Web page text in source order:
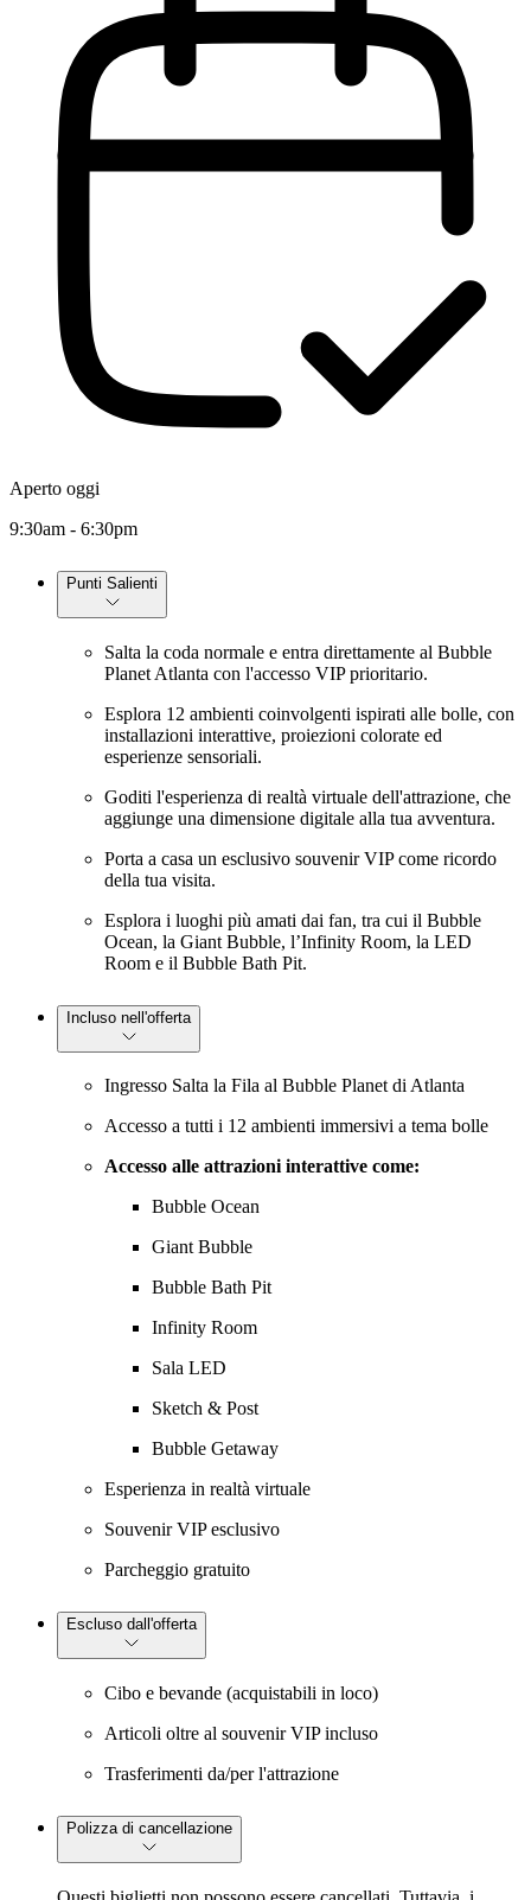
Aperto oggi
9:30am - 6:30pm
Punti Salienti
Salta la coda normale e entra direttamente al Bubble
Planet Atlanta con l'accesso VIP prioritario.
Esplora 12 ambienti coinvolgenti ispirati alle bolle, con
installazioni interattive, proiezioni colorate ed
esperienze sensoriali.
Goditi l'esperienza di realtà virtuale dell'attrazione, che
aggiunge una dimensione digitale alla tua avventura.
Porta a casa un esclusivo souvenir VIP come ricordo
della tua visita.
Esplora i luoghi più amati dai fan, tra cui il Bubble
Ocean, la Giant Bubble, l’Infinity Room, la LED
Room e il Bubble Bath Pit.
Incluso nell'offerta
Ingresso Salta la Fila al Bubble Planet di Atlanta
Accesso a tutti i 12 ambienti immersivi a tema bolle
Accesso alle attrazioni interattive come:
Bubble Ocean
Giant Bubble
Bubble Bath Pit
Infinity Room
Sala LED
Sketch & Post
Bubble Getaway
Esperienza in realtà virtuale
Souvenir VIP esclusivo
Parcheggio gratuito
Escluso dall'offerta
Cibo e bevande (acquistabili in loco)
Articoli oltre al souvenir VIP incluso
Trasferimenti da/per l'attrazione
Polizza di cancellazione